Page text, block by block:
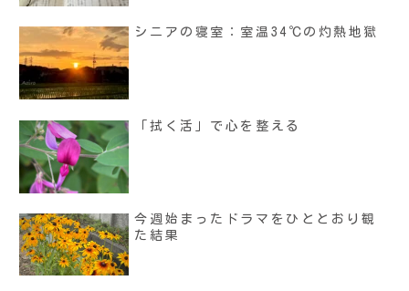
シニアの寝室：室温34℃の灼熱地獄
「拭く活」で心を整える
今週始まったドラマをひととおり観
た結果